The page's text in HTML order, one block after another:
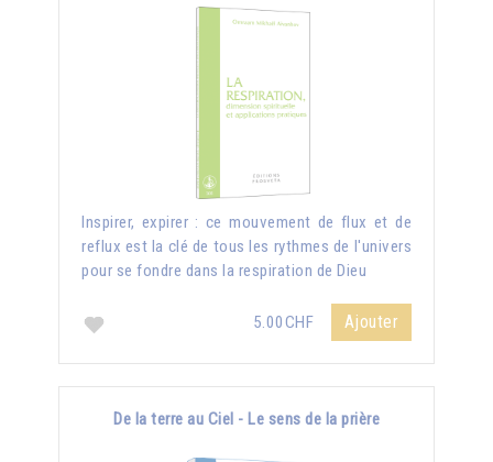
Inspirer, expirer : ce mouvement de flux et de
reflux est la clé de tous les rythmes de l'univers
pour se fondre dans la respiration de Dieu
5.00CHF Ajouter
De la terre au Ciel - Le sens de la prière